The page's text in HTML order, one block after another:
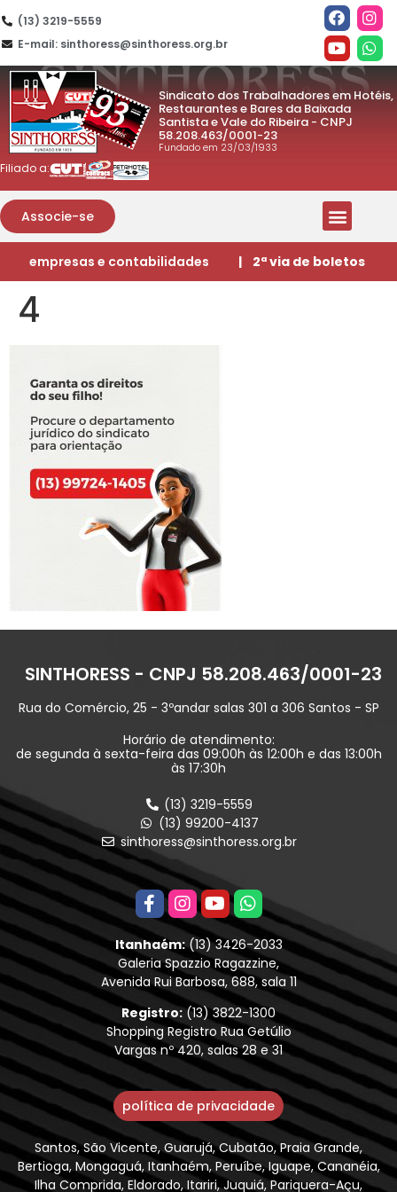
(13) 3219-5559
E-mail: sinthoress@sinthoress.org.br
Sindicato dos Trabalhadores em Hotéis,
Restaurantes e Bares da Baixada
Santista e Vale do Ribeira - CNPJ
58.208.463/0001-23
Fundado em 23/03/1933
Filiado a:
Associe-se
empresas e contabilidades | 2ª via de boletos
4
SINTHORESS - CNPJ 58.208.463/0001-23
Rua do Comércio, 25 - 3ºandar salas 301 a 306 Santos - SP
Horário de atendimento:
de segunda à sexta-feira das 09:00h às 12:00h e das 13:00h
às 17:30h
(13) 3219-5559
(13) 99200-4137
sinthoress@sinthoress.org.br
Itanhaém:(13) 3426-2033
Galeria Spazzio Ragazzine,
Avenida Rui Barbosa, 688, sala 11
Registro:(13) 3822-1300
Shopping Registro Rua Getúlio
Vargas nº 420, salas 28 e 31
política de privacidade
Santos, São Vicente, Guarujá, Cubatão, Praia Grande,
Bertioga, Mongaguá, Itanhaém, Peruíbe, Iguape, Cananéia,
Ilha Comprida, Eldorado, Itariri, Juquiá, Pariquera-Açu,